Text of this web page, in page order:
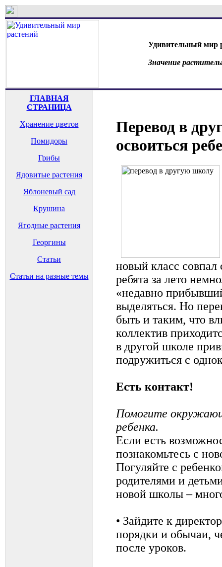
Удивительный мир
Значение
ГЛАВНАЯ
СТРАНИЦА
Хранение цветов
Помидоры
Грибы
Ядовитые растения
Яблоневый сад
Крушина
Ягодные растения
Георгины
Статьи
Статьи на разные темы
Перевод в
освоиться
новый класс совпал
ребята за лето
«недавно
выделяться. Но
быть и таким, что
коллектив
в другой школе
подружиться с
Есть контакт!
Помогите
ребенка.
Если есть
познакомьтесь с
Погуляйте с
родителями и
новой школы –
• Зайдите к
порядки и обычаи,
после уроков.